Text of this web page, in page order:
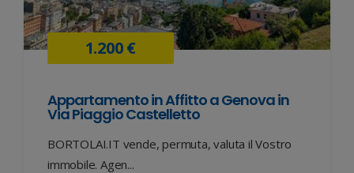
1.200 €
Appartamento in Affitto a Genova in
Via Piaggio Castelletto
BORTOLAI.IT vende, permuta, valuta il Vostro
immobile. Agen...